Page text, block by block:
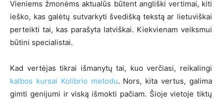
Vieniems žmonėms aktualūs būtent angliški vertimai, kiti
ieško, kas galėtų sutvarkyti švedišką tekstą ar lietuviškai
perteikti tai, kas parašyta latviškai. Kiekvienam veiksmui
būtini specialistai.
Kad vertėjas tikrai išmanytų tai, kuo verčiasi, reikalingi
kalbos kursai Kolibrio metodu. Nors, kita vertus, galima
gimti genijumi ir viską išmokti pačiam. Šioje vietoje tiktų